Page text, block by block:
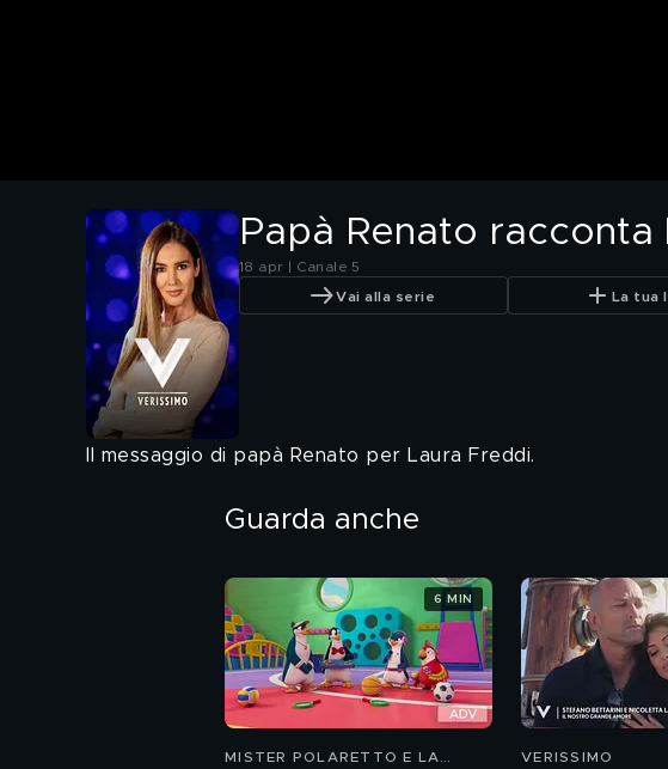
Papà Renato racconta
18 apr | Canale 5
Vai alla serie La tua
Il messaggio di papà Renato per Laura Freddi.
Guarda anche
MISTER POLARETTO E LA
6 MIN
VERISSIMO